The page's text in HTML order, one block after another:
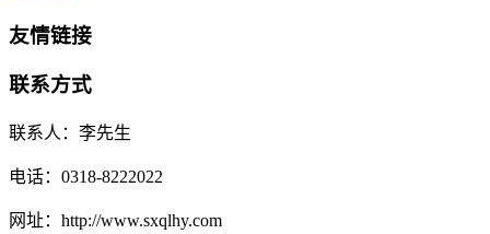
友情链接
联系方式
联系人：李先生
电话：0318-8222022
网址：http://www.sxqlhy.com